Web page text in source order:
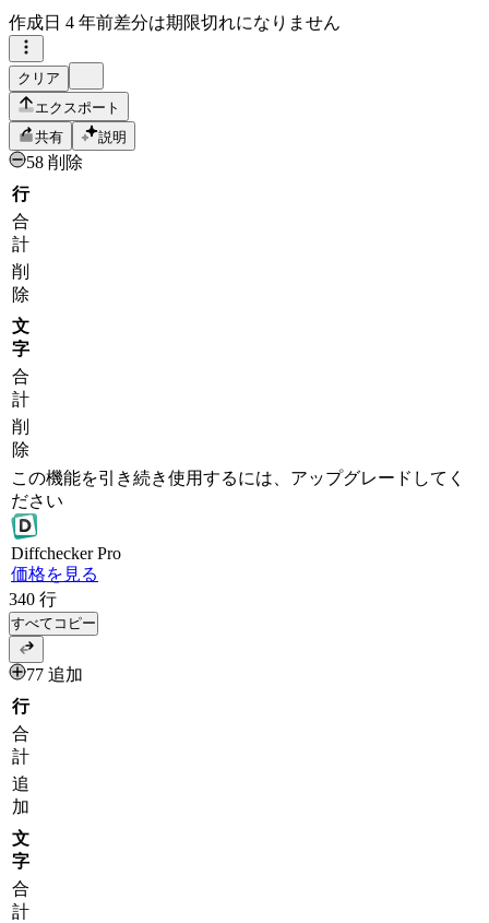
作成日 4 年前差分は期限切れになりません
クリア
エクスポート
共有
説明
58 削除
行
合
計
削
除
文
字
合
計
削
除
この機能を引き続き使用するには、アップグレードしてく
ださい
DiffcheckerPro
価格を見る
340 行
すべてコピー
77 追加
行
合
計
追
加
文
字
合
計